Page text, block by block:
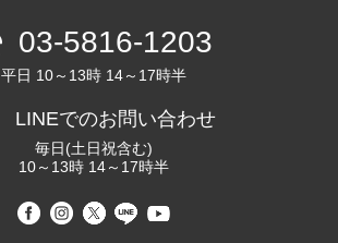
03-5816-1203
平日 10～13時 14～17時半
LINEでのお問い合わせ
毎日(土日祝含む)
10～13時 14～17時半